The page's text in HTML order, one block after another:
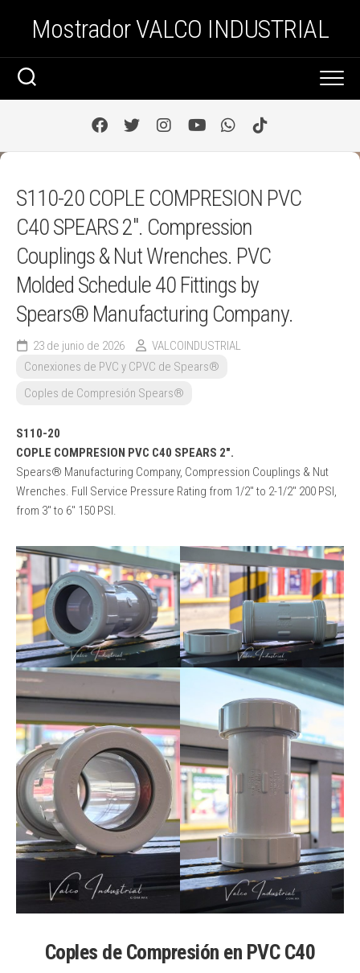
Mostrador VALCO INDUSTRIAL
S110-20 COPLE COMPRESION PVC
C40 SPEARS 2″. Compression
Couplings & Nut Wrenches. PVC
Molded Schedule 40 Fittings by
Spears® Manufacturing Company.
23 de junio de 2026
VALCOINDUSTRIAL
Conexiones de PVC y CPVC de Spears®
Coples de Compresión Spears®
S110-20
COPLE COMPRESION PVC C40 SPEARS 2″.
Spears® Manufacturing Company, Compression Couplings & Nut
Wrenches. Full Service Pressure Rating from 1/2″ to 2-1/2″ 200 PSI,
from 3″ to 6″ 150 PSI.
Coples de Compresión en PVC C40